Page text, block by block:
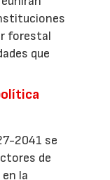
forestal
que
2041 se
de
la